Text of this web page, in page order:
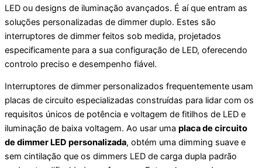
LED ou designs de iluminação avançados. É aí que entram as
soluções personalizadas de dimmer duplo. Estes são
interruptores de dimmer feitos sob medida, projetados
especificamente para a sua configuração de LED, oferecendo
controlo preciso e desempenho fiável.
Interruptores de dimmer personalizados frequentemente usam
placas de circuito especializadas construídas para lidar com os
requisitos únicos de potência e voltagem de fitilhos de LED e
iluminação de baixa voltagem. Ao usar uma placa de circuito
de dimmer LED personalizada, obtém uma dimming suave e
sem cintilação que os dimmers LED de carga dupla padrão